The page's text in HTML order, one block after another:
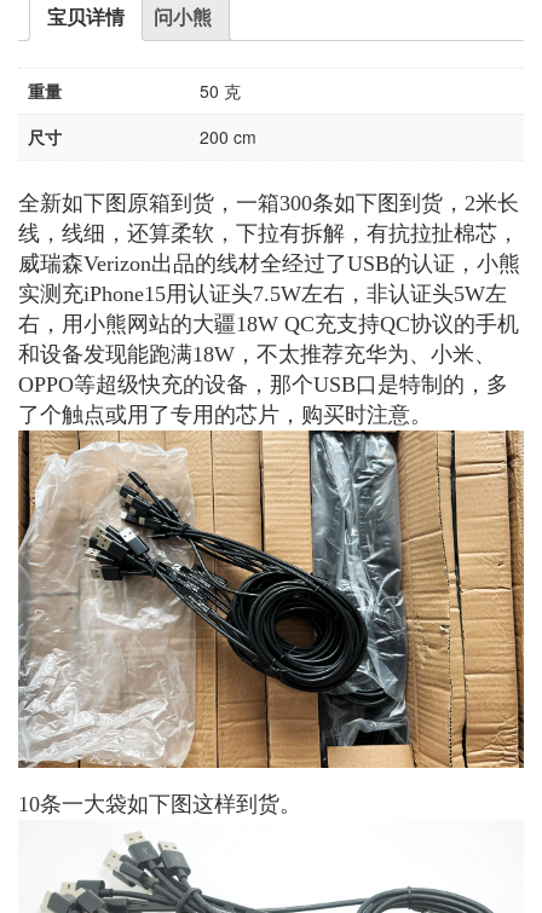
宝贝详情 问小熊
重量
50 克
尺寸
200 cm
全新如下图原箱到货，一箱300条如下图到货，2米长
线，线细，还算柔软，下拉有拆解，有抗拉扯棉芯，
威瑞森Verizon出品的线材全经过了USB的认证，小熊
实测充iPhone15用认证头7.5W左右，非认证头5W左
右，用小熊网站的大疆18W QC充支持QC协议的手机
和设备发现能跑满18W，不太推荐充华为、小米、
OPPO等超级快充的设备，那个USB口是特制的，多
了个触点或用了专用的芯片，购买时注意。
10条一大袋如下图这样到货。